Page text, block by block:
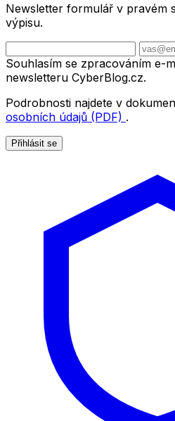
Newsletter formulář v pravém
výpisu.
Souhlasím se zpracováním e-
newsletteru CyberBlog.cz.
Podrobnosti najdete v
osobních údajů (PDF) .
Přihlásit se